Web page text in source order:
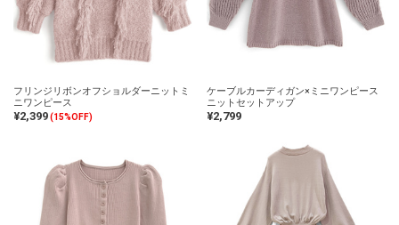
フリンジリボンオフショルダーニットミ
ニワンピース
¥2,399(15%OFF)
ケーブルカーディガン×ミニワンピース
ニットセットアップ
¥2,799